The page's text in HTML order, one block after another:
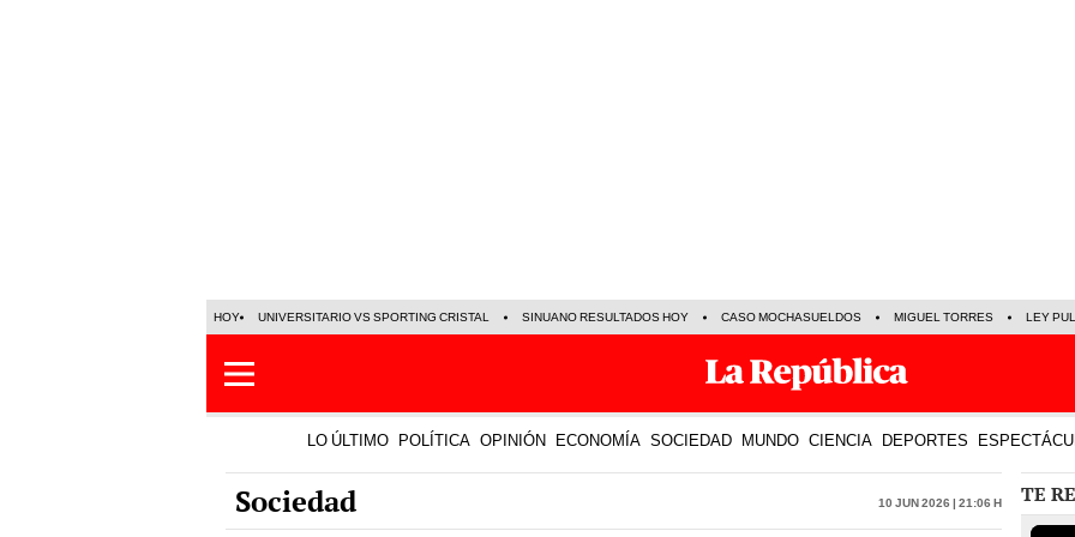
HOY UNIVERSITARIO VS SPORTING CRISTAL SINUANO RESULTADOS HOY CASO MOCHASUELDOS MIGUEL TORRES LEY
LO ÚLTIMO POLÍTICA OPINIÓN ECONOMÍA SOCIEDAD MUNDO CIENCIA DEPORTES
Sociedad 10 Jun 2026 | 21:06 h TE